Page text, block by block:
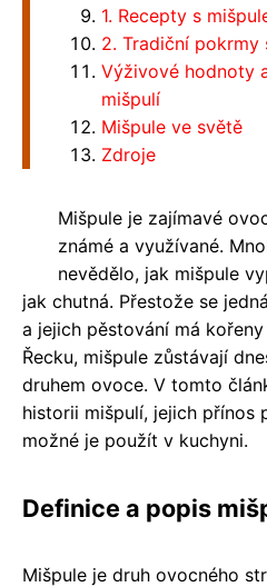
1. Recepty s
2. Tradiční pokrmy
Výživové hodnoty
mišpulí
Mišpule ve světě
Zdroje
Mišpule je zajímavé
známé a využívané.
nevědělo, jak mišpule
jak chutná. Přestože se
a jejich pěstování má
Řecku, mišpule zůstávají
druhem ovoce. V tomto
historii mišpulí, jejich přínos
možné je použít v kuchyni.
Definice a popis
Mišpule je druh ovocného